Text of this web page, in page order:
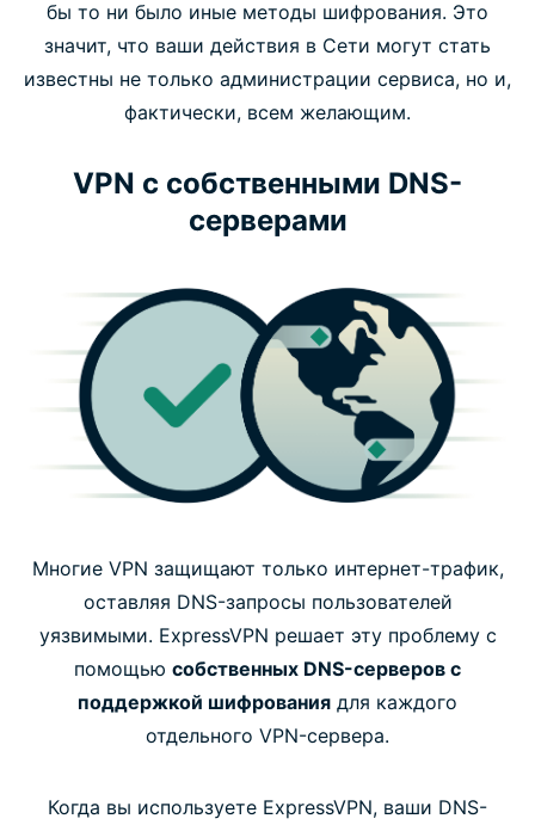
бы то ни было иные методы шифрования. Это
значит, что ваши действия в Сети могут стать
известны не только администрации сервиса, но и,
фактически, всем желающим.
VPN с собственными DNS-
серверами
Многие VPN защищают только интернет-трафик,
оставляя DNS-запросы пользователей
уязвимыми. ExpressVPN решает эту проблему с
помощью собственных DNS-серверов с
поддержкой шифрования для каждого
отдельного VPN-сервера.
Когда вы используете ExpressVPN, ваши DNS-